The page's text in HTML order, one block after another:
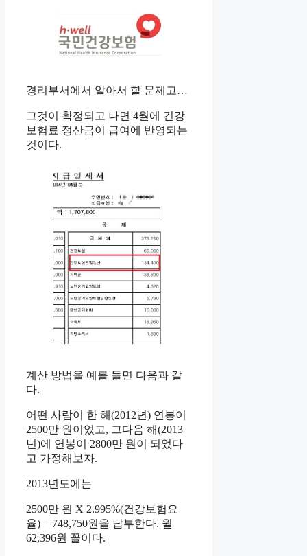
경리부서에서 알아서 할 문제고…
그것이 확정되고 나면 4월에 건강
보험료 정산금이 급여에 반영되는
것이다.
계산 방법을 예를 들면 다음과 같
다.
어떤 사람이 한 해(2012년) 연봉이
2500만 원이었고, 그다음 해(2013
년)에 연봉이 2800만 원이 되었다
고 가정해보자.
2013년도에는
2500만 원 X 2.995%(건강보험요
율) = 748,750원을 납부한다. 월
62,396원 꼴이다.